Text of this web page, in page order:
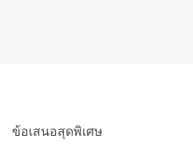
ข้อเสนอสุดพิเศษ